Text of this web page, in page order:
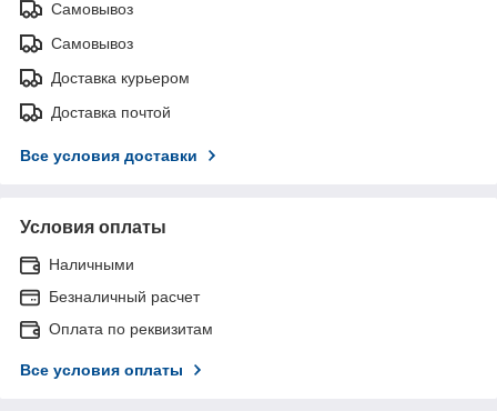
Самовывоз
Самовывоз
Доставка курьером
Доставка почтой
Все условия доставки
Условия оплаты
Наличными
Безналичный расчет
Оплата по реквизитам
Все условия оплаты